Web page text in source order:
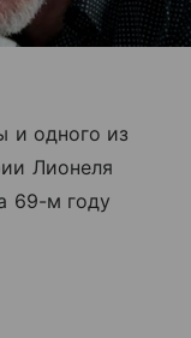
и одного из
Лионеля
69-м году